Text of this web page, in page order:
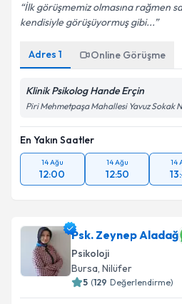
İlk görüşmemiz olmasına rağmen
kendisiyle görüşüyormuş gibi...
Adres 1 Online Görüşme
Klinik Psikolog Hande Erçin
Piri Mehmetpaşa Mahallesi Yavuz Sokak
En Yakın Saatler
14 Ağu
12:00
14 Ağu
12:50
14
Psk. Zeynep Aladağ
Psikoloji
Bursa, Nilüfer
5 (129 Değerlendirme)